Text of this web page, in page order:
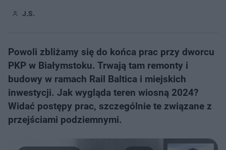
J.S.
Powoli zbliżamy się do końca prac przy dworcu
PKP w Białymstoku. Trwają tam remonty i
budowy w ramach Rail Baltica i miejskich
inwestycji. Jak wygląda teren wiosną 2024?
Widać postępy prac, szczególnie te związane z
przejściami podziemnymi.